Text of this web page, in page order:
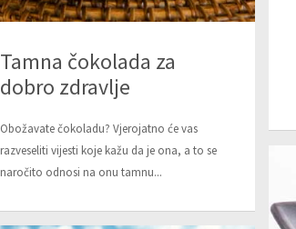
Tamna čokolada za
dobro zdravlje
Obožavate čokoladu? Vjerojatno će vas
razveseliti vijesti koje kažu da je ona, a to se
naročito odnosi na onu tamnu...